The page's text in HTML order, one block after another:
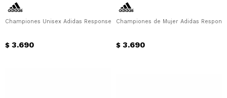
Championes Unisex Adidas Response Runner 2 U Adidas - Gris
$ 3.690
Championes de Mujer Adidas
$ 3.690